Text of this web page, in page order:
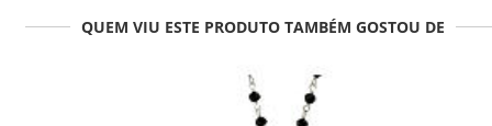
QUEM VIU ESTE PRODUTO TAMBÉM GOSTOU DE